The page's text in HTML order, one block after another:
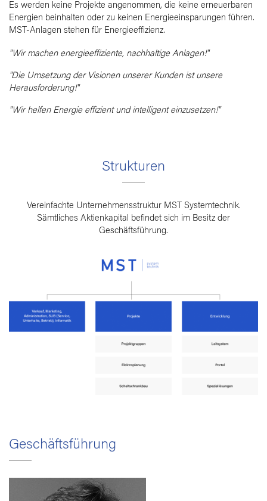
Es werden keine Projekte angenommen, die keine erneuerbaren
Energien beinhalten oder zu keinen Energieeinsparungen führen.
MST-Anlagen stehen für Energieeffizienz.
"Wir machen energieeffiziente, nachhaltige Anlagen!"
"Die Umsetzung der Visionen unserer Kunden ist unsere
Herausforderung!"
"Wir helfen Energie effizient und intelligent einzusetzen!"
Strukturen
Vereinfachte Unternehmensstruktur MST Systemtechnik.
Sämtliches Aktienkapital befindet sich im Besitz der
Geschäftsführung.
Geschäftsführung